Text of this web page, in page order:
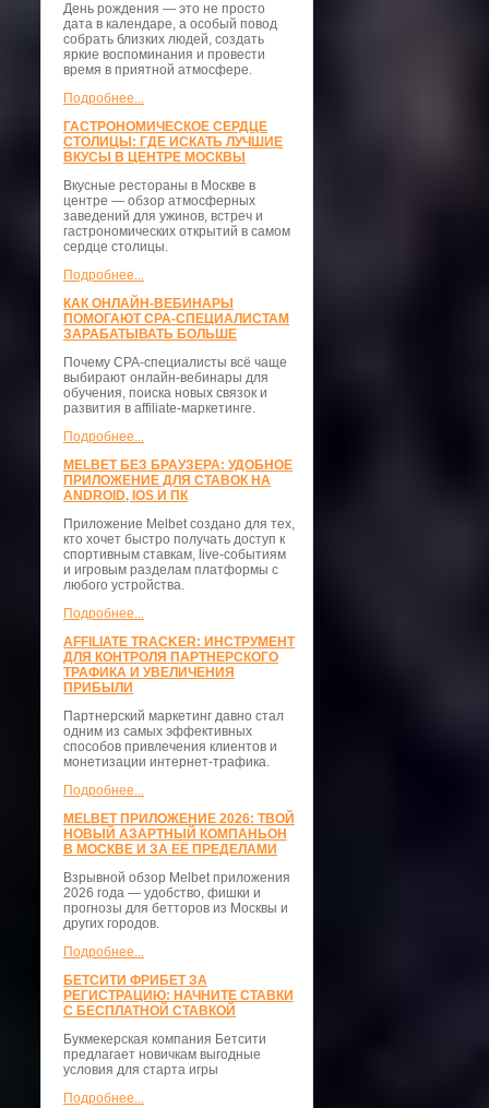
День рождения — это не просто
дата в календаре, а особый повод
собрать близких людей, создать
яркие воспоминания и провести
время в приятной атмосфере.
Подробнее...
ГАСТРОНОМИЧЕСКОЕ СЕРДЦЕ
СТОЛИЦЫ: ГДЕ ИСКАТЬ ЛУЧШИЕ
ВКУСЫ В ЦЕНТРЕ МОСКВЫ
Вкусные рестораны в Москве в
центре — обзор атмосферных
заведений для ужинов, встреч и
гастрономических открытий в самом
сердце столицы.
Подробнее...
КАК ОНЛАЙН-ВЕБИНАРЫ
ПОМОГАЮТ CPA-СПЕЦИАЛИСТАМ
ЗАРАБАТЫВАТЬ БОЛЬШЕ
Почему CPA-специалисты всё чаще
выбирают онлайн-вебинары для
обучения, поиска новых связок и
развития в affiliate-маркетинге.
Подробнее...
MELBET БЕЗ БРАУЗЕРА: УДОБНОЕ
ПРИЛОЖЕНИЕ ДЛЯ СТАВОК НА
ANDROID, IOS И ПК
Приложение Melbet создано для тех,
кто хочет быстро получать доступ к
спортивным ставкам, live-событиям
и игровым разделам платформы с
любого устройства.
Подробнее...
AFFILIATE TRACKER: ИНСТРУМЕНТ
ДЛЯ КОНТРОЛЯ ПАРТНЕРСКОГО
ТРАФИКА И УВЕЛИЧЕНИЯ
ПРИБЫЛИ
Партнерский маркетинг давно стал
одним из самых эффективных
способов привлечения клиентов и
монетизации интернет-трафика.
Подробнее...
MELBET ПРИЛОЖЕНИЕ 2026: ТВОЙ
НОВЫЙ АЗАРТНЫЙ КОМПАНЬОН
В МОСКВЕ И ЗА ЕЁ ПРЕДЕЛАМИ
Взрывной обзор Melbet приложения
2026 года — удобство, фишки и
прогнозы для бетторов из Москвы и
других городов.
Подробнее...
БЕТСИТИ ФРИБЕТ ЗА
РЕГИСТРАЦИЮ: НАЧНИТЕ СТАВКИ
С БЕСПЛАТНОЙ СТАВКОЙ
Букмекерская компания Бетсити
предлагает новичкам выгодные
условия для старта игры
Подробнее...